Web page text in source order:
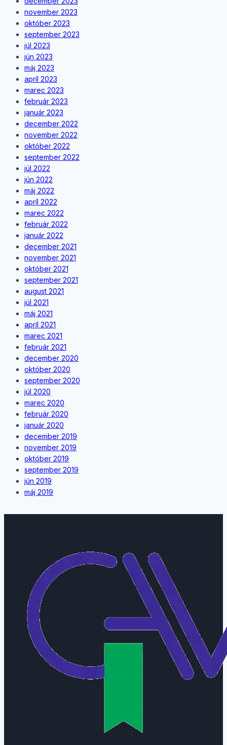
november 2023
október 2023
september 2023
júl 2023
jún 2023
máj 2023
apríl 2023
marec 2023
február 2023
január 2023
december 2022
november 2022
október 2022
september 2022
júl 2022
jún 2022
máj 2022
apríl 2022
marec 2022
február 2022
január 2022
december 2021
november 2021
október 2021
september 2021
august 2021
júl 2021
máj 2021
apríl 2021
marec 2021
február 2021
december 2020
október 2020
september 2020
júl 2020
marec 2020
február 2020
január 2020
december 2019
november 2019
október 2019
september 2019
jún 2019
máj 2019